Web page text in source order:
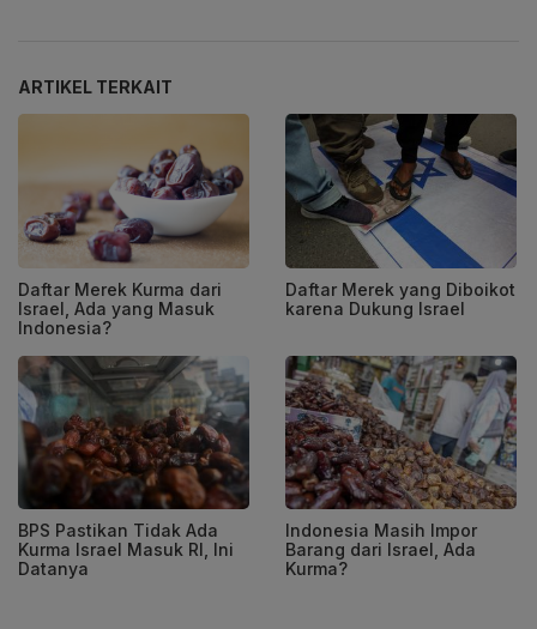
ARTIKEL TERKAIT
Daftar Merek Kurma dari
Israel, Ada yang Masuk
Indonesia?
Daftar Merek yang Diboikot
karena Dukung Israel
BPS Pastikan Tidak Ada
Kurma Israel Masuk RI, Ini
Datanya
Indonesia Masih Impor
Barang dari Israel, Ada
Kurma?